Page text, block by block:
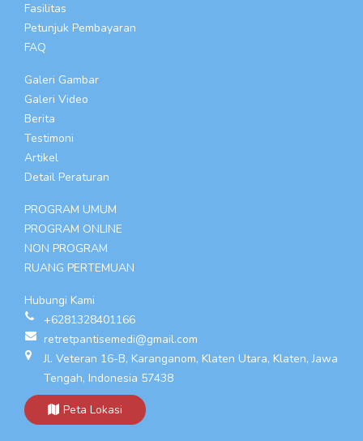
Fasilitas
Petunjuk Pembayaran
FAQ
Galeri Gambar
Galeri Video
Berita
Testimoni
Artikel
Detail Peraturan
PROGRAM UMUM
PROGRAM ONLINE
NON PROGRAM
RUANG PERTEMUAN
Hubungi Kami
+6281328401166
retretpantisemedi@gmail.com
Jl. Veteran 16-B, Karanganom, Klaten Utara, Klaten, Jawa
Tengah, Indonesia 57438
Peta Lokasi